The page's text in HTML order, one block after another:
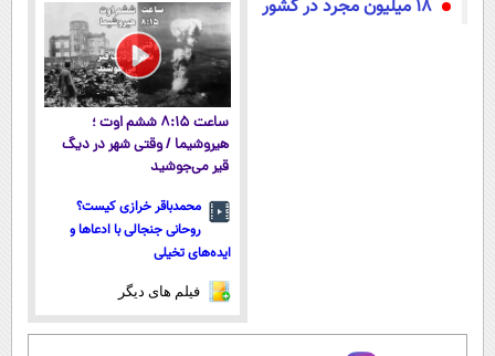
کن
۱۸ میلیون مجرد در کشور
ساعت ۸:۱۵ ششم اوت ؛
هیروشیما / وقتی شهر در دیگ
قیر می‌جوشید
محمدباقر خرازی کیست؟
روحانی جنجالی با ادعاها و
ایده‌های تخیلی
فیلم های دیگر